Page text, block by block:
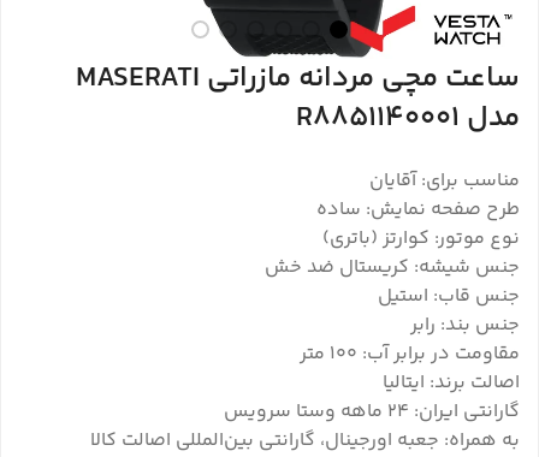
ساعت مچی مردانه مازراتی MASERATI
مدل R8851140001
مناسب برای: آقایان
طرح صفحه نمایش: ساده
نوع موتور: کوارتز (باتری)
جنس شیشه: کریستال ضد خش
جنس قاب: استیل
جنس بند: رابر
مقاومت در برابر آب: ۱۰۰ متر
اصالت برند: ایتالیا
گارانتی ایران: ۲۴ ماهه وستا سرویس
به همراه: جعبه اورجینال، گارانتی بین‌المللی اصالت کالا